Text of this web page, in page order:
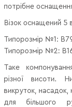
потрібне
Візок оснащений 5
Типорозмір №1:
Типорозмір №2:
Таке
різної висоти.
викруток, насадок,
для більшого